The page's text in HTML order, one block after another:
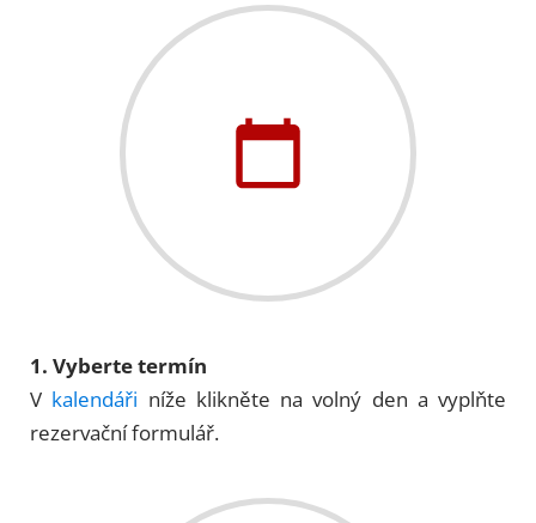
1. Vyberte termín
V kalendáři níže klikněte na volný den a vyplňte
rezervační formulář.